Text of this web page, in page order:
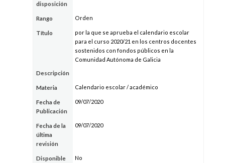
disposición
Rango Orden
Título
por la que se aprueba el calendario escolar
para el curso 2020/21 en los centros docentes
sostenidos con fondos públicos en la
Comunidad Autónoma de Galicia
Descripción
Materia Calendario escolar / académico
Fecha de
Publicación
09/07/2020
Fecha de la
última
revisión
09/07/2020
Disponible
No